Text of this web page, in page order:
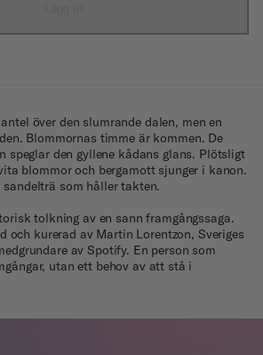
över den slumrande dalen, men en
Blommornas timme är kommen. De
speglar den gyllene kådans glans. Plötsligt
blommor och bergamott sjunger i kanon.
som håller takten.
tolkning av en sann framgångssaga.
och kurerad av Martin Lorentzon, Sveriges
av Spotify. En person som
utan ett behov av att stå i